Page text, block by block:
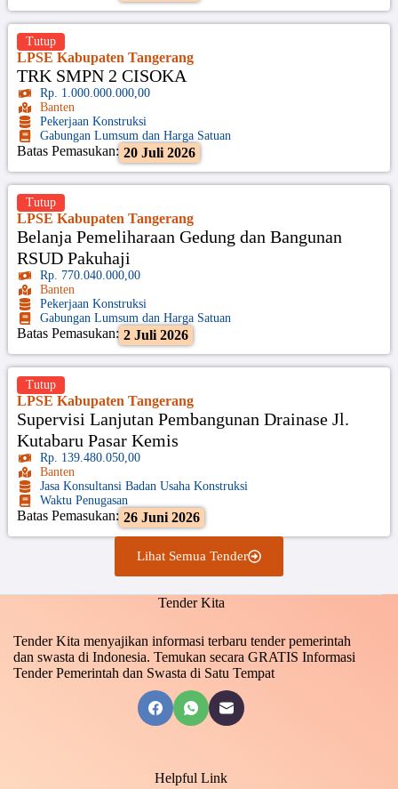
LPSE Kabupaten Tangerang
TRK SMPN 2 CISOKA
Rp. 1.000.000.000,00
Banten
Pekerjaan Konstruksi
Gabungan Lumsum dan Harga Satuan
Batas Pemasukan: 20 Juli 2026
Tutup
LPSE Kabupaten Tangerang
Belanja Pemeliharaan Gedung dan Bangunan
RSUD Pakuhaji
Rp. 770.040.000,00
Banten
Pekerjaan Konstruksi
Gabungan Lumsum dan Harga Satuan
Batas Pemasukan: 2 Juli 2026
Tutup
LPSE Kabupaten Tangerang
Supervisi Lanjutan Pembangunan Drainase Jl.
Kutabaru Pasar Kemis
Rp. 139.480.050,00
Banten
Jasa Konsultansi Badan Usaha Konstruksi
Waktu Penugasan
Batas Pemasukan: 26 Juni 2026
Tutup
Lihat Semua Tender
Tender Kita
Tender Kita menyajikan informasi terbaru tender pemerintah
dan swasta di Indonesia. Temukan secara GRATIS Informasi
Tender Pemerintah dan Swasta di Satu Tempat
Helpful Link